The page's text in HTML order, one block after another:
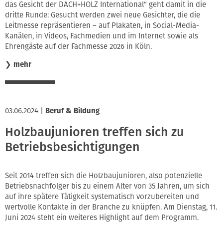
das Gesicht der DACH+HOLZ International“ geht damit in die
dritte Runde: Gesucht werden zwei neue Gesichter, die die
Leitmesse repräsentieren – auf Plakaten, in Social-Media-
Kanälen, in Videos, Fachmedien und im Internet sowie als
Ehrengäste auf der Fachmesse 2026 in Köln.
❯ mehr
03.06.2024 Beruf & Bildung
Holzbaujunioren treffen sich zu
Betriebsbesichtigungen
Seit 2014 treffen sich die Holzbaujunioren, also potenzielle
Betriebsnachfolger bis zu einem Alter von 35 Jahren, um sich
auf ihre spätere Tätigkeit systematisch vorzubereiten und
wertvolle Kontakte in der Branche zu knüpfen. Am Dienstag, 11.
Juni 2024 steht ein weiteres Highlight auf dem Programm.